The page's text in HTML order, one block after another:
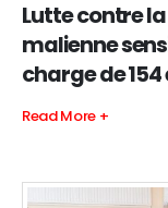
Lutte contre
malienne
charge de
Read More +